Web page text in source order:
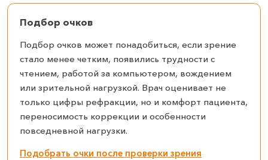
Подбор очков
Подбор очков может понадобиться, если зрение
стало менее четким, появились трудности с
чтением, работой за компьютером, вождением
или зрительной нагрузкой. Врач оценивает не
только цифры рефракции, но и комфорт пациента,
переносимость коррекции и особенности
повседневной нагрузки.
Подобрать очки после проверки зрения